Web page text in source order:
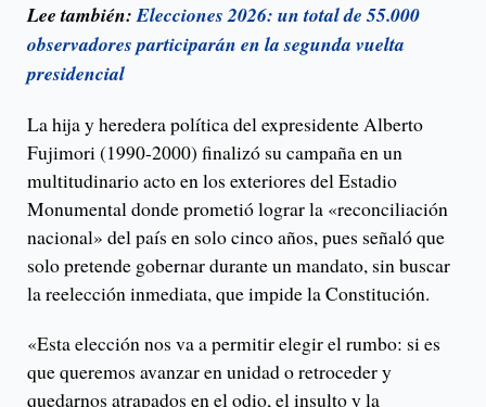
Lee también:Elecciones 2026: un total de 55.000
observadores participarán en la segunda vuelta
presidencial
La hija y heredera política del expresidente Alberto
Fujimori (1990-2000) finalizó su campaña en un
multitudinario acto en los exteriores del Estadio
Monumental donde prometió lograr la «reconciliación
nacional» del país en solo cinco años, pues señaló que
solo pretende gobernar durante un mandato, sin buscar
la reelección inmediata, que impide la Constitución.
«Esta elección nos va a permitir elegir el rumbo: si es
que queremos avanzar en unidad o retroceder y
quedarnos atrapados en el odio, el insulto y la